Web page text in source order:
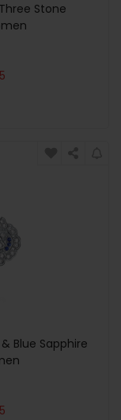
Stone
Blue Sapphire